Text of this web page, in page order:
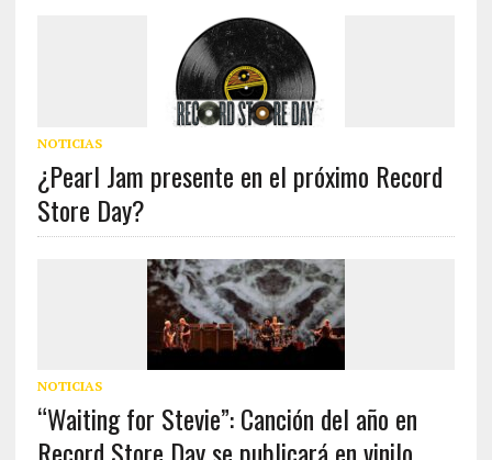
NOTICIAS
¿Pearl Jam presente en el próximo Record
Store Day?
NOTICIAS
“Waiting for Stevie”: Canción del año en
Record Store Day se publicará en vinilo.